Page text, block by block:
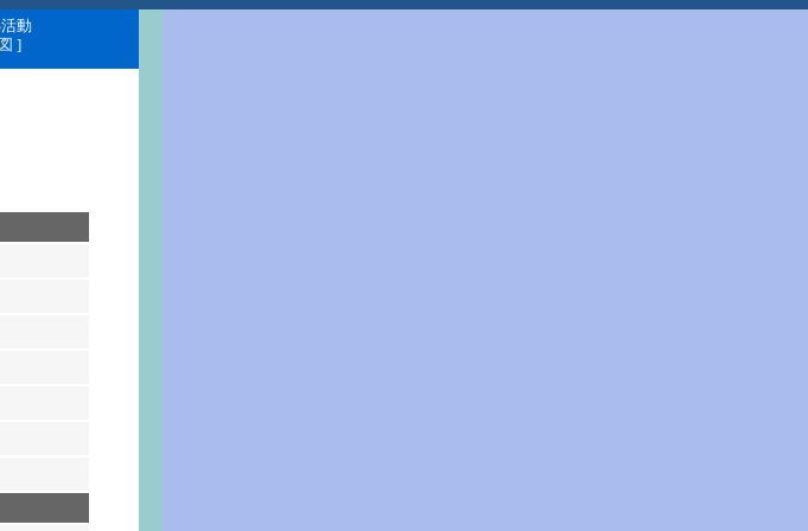
活動
]